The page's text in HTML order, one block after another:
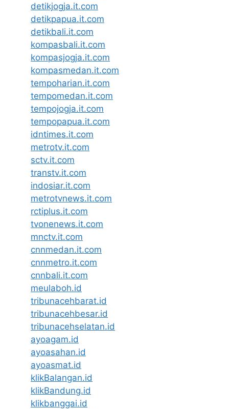
detikjogja.it.com
detikpapua.it.com
detikbali.it.com
kompasbali.it.com
kompasjogja.it.com
kompasmedan.it.com
tempoharian.it.com
tempomedan.it.com
tempojogja.it.com
tempopapua.it.com
idntimes.it.com
metrotv.it.com
sctv.it.com
transtv.it.com
indosiar.it.com
metrotvnews.it.com
rctiplus.it.com
tvonenews.it.com
mnctv.it.com
cnnmedan.it.com
cnnmetro.it.com
cnnbali.it.com
meulaboh.id
tribunacehbarat.id
tribunacehbesar.id
tribunacehselatan.id
ayoagam.id
ayoasahan.id
ayoasmat.id
klikBalangan.id
klikBandung.id
klikbanggai.id